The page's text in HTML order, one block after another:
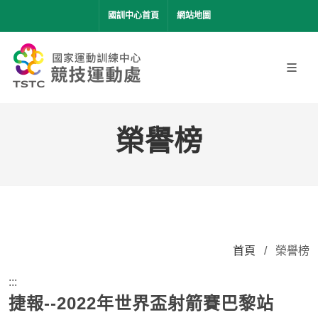
國訓中心首頁 網站地圖
榮譽榜
首頁 / 榮譽榜
:::
捷報--2022年世界盃射箭賽巴黎站